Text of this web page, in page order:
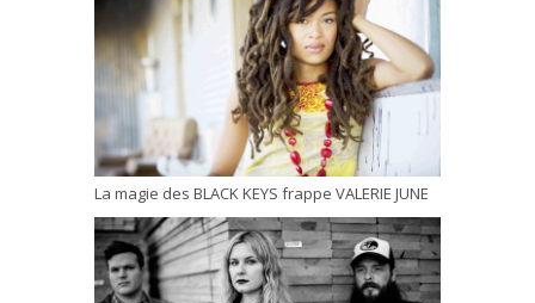
La magie des BLACK KEYS frappe VALERIE JUNE